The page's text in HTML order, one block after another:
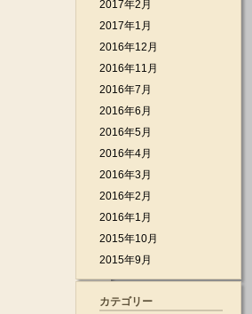
2017年2月
2017年1月
2016年12月
2016年11月
2016年7月
2016年6月
2016年5月
2016年4月
2016年3月
2016年2月
2016年1月
2015年10月
2015年9月
カテゴリー